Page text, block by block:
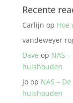
Recente
Carlijn op Hoe
vandeweyer
Dave op NAS
huishouden
Joop NAS –
huishouden